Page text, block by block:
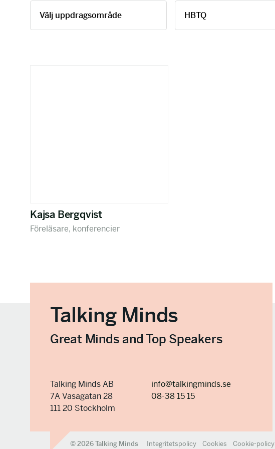
Kajsa Bergqvist
Föreläsare, konferencier
Talking Minds
Great Minds and Top Speakers
Talking Minds AB
7A Vasagatan 28
111 20 Stockholm
info@talkingminds.se
08-38 15 15
© 2026 Talking Minds Integritetspolicy Cookies Cookie-policy